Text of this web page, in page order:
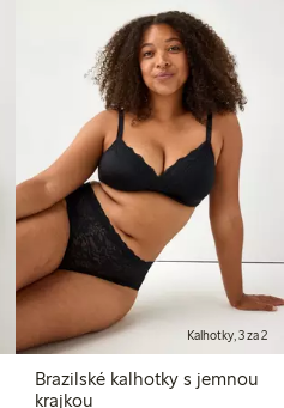
Kalhotky, 3 za 2
Brazilské kalhotky s jemnou
krajkou